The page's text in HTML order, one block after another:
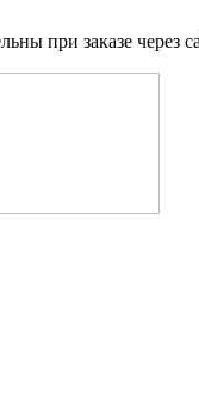
при заказе через